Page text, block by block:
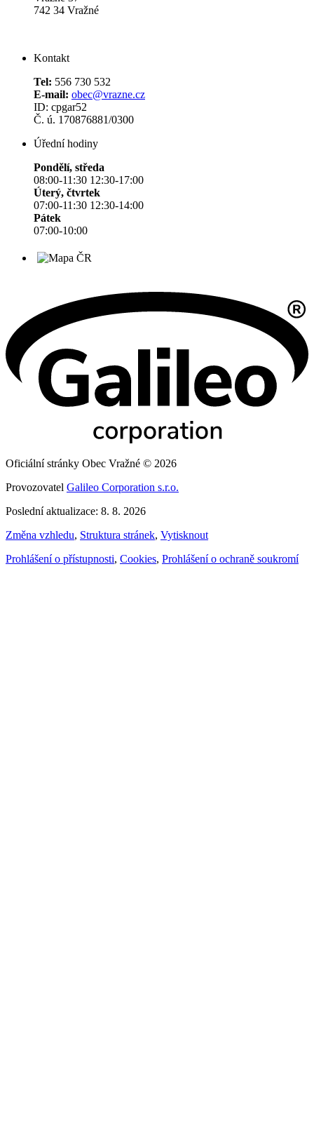
742 34 Vražné
Kontakt
Tel: 556 730 532
E-mail: obec@vrazne.cz
ID: cpgar52
Č. ú. 170876881/0300
Úřední hodiny
Pondělí, středa
08:00-11:30 12:30-17:00
Úterý, čtvrtek
07:00-11:30 12:30-14:00
Pátek
07:00-10:00
Oficiální stránky Obec Vražné © 2026
Provozovatel Galileo Corporation s.r.o.
Poslední aktualizace: 8. 8. 2026
Změna vzhledu, Struktura stránek, Vytisknout
Prohlášení o přístupnosti, Cookies, Prohlášení o ochraně soukromí